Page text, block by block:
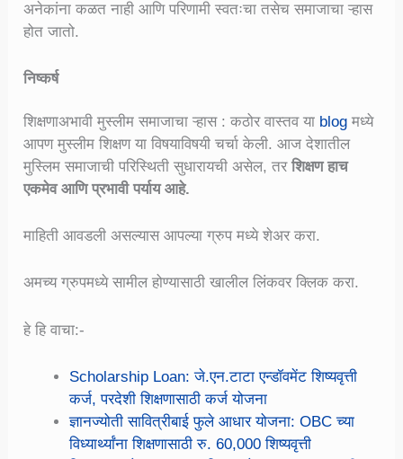
अनेकांना कळत नाही आणि परिणामी स्वतःचा तसेच समाजाचा ऱ्हास
होत जातो.
निष्कर्ष
शिक्षणाअभावी मुस्लीम समाजाचा ऱ्हास : कठोर वास्तव या blog मध्ये
आपण मुस्लीम शिक्षण या विषयाविषयी चर्चा केली. आज देशातील
मुस्लिम समाजाची परिस्थिती सुधारायची असेल, तरशिक्षण हाच
एकमेव आणि प्रभावी पर्याय आहे.
माहिती आवडली असल्यास आपल्या ग्रुप मध्ये शेअर करा.
अमच्य ग्रुपमध्ये सामील होण्यासाठी खालील लिंकवर क्लिक करा.
हे हि वाचा:-
Scholarship Loan: जे.एन.टाटा एन्डॉवमेंट शिष्यवृत्ती
कर्ज, परदेशी शिक्षणासाठी कर्ज योजना
ज्ञानज्योती सावित्रीबाई फुले आधार योजना: OBC च्या
विध्यार्थ्यांना शिक्षणासाठी रु. 60,000 शिष्यवृत्ती